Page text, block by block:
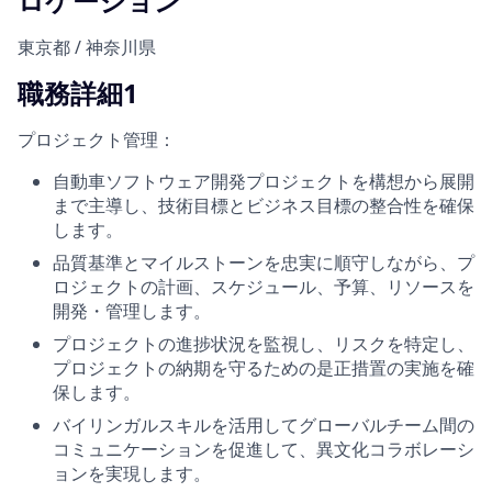
東京都 / 神奈川県
職務詳細1
プロジェクト管理：
自動車ソフトウェア開発プロジェクトを構想から展開
まで主導し、技術目標とビジネス目標の整合性を確保
します。
品質基準とマイルストーンを忠実に順守しながら、プ
ロジェクトの計画、スケジュール、予算、リソースを
開発・管理します。
プロジェクトの進捗状況を監視し、リスクを特定し、
プロジェクトの納期を守るための是正措置の実施を確
保します。
バイリンガルスキルを活用してグローバルチーム間の
コミュニケーションを促進して、異文化コラボレーシ
ョンを実現します。